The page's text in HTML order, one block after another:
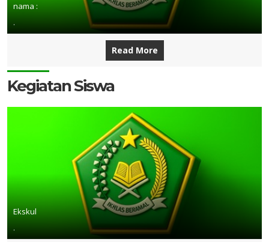
nama :
.
Read More
Kegiatan Siswa
Ekskul
.